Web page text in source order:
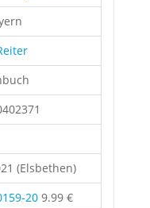
(Elsbethen)
20 9.99 €